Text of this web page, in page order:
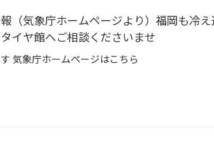
（気象庁ホームページより）福岡も冷え
イヤ館へご相談くださいませ
気象庁ホームページはこちら